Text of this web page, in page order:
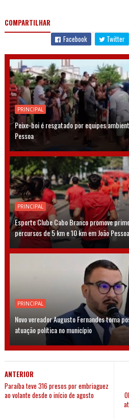
COMPARTILHAR
Facebook
Twitter
PRINCIPAL
Peixe-boi é resgatado por equipes
Pessoa
PRINCIPAL
Esporte Clube Cabo Branco promove
percursos de 5 km e 10 km em João Pessoa
PRINCIPAL
Novo vereador Augusto Fernandes toma
atuação política no município
ANTERIOR
Paraíba teve 316 presos por embriaguez
ao volante desde o início de agosto